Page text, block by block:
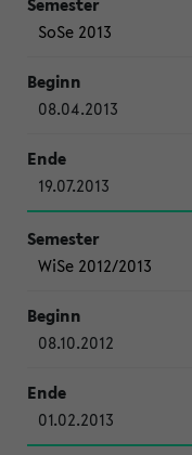
SoSe 2013
08.04.2013
19.07.2013
WiSe 2012/2013
08.10.2012
01.02.2013